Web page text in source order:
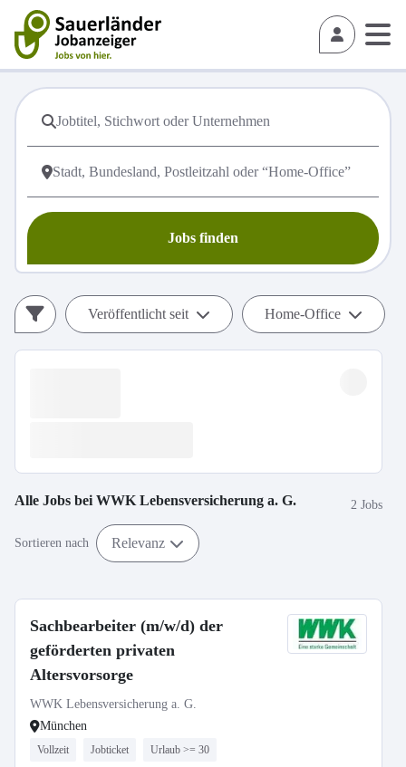
Jobs finden
Veröffentlicht seit Home-Office
Alle Jobs bei WWK Lebensversicherung a. G. 2 Jobs
Sortieren nach Relevanz
Sachbearbeiter (m/w/d) der
geförderten privaten
Altersvorsorge
WWK Lebensversicherung a. G.
München
Vollzeit Jobticket Urlaub >= 30